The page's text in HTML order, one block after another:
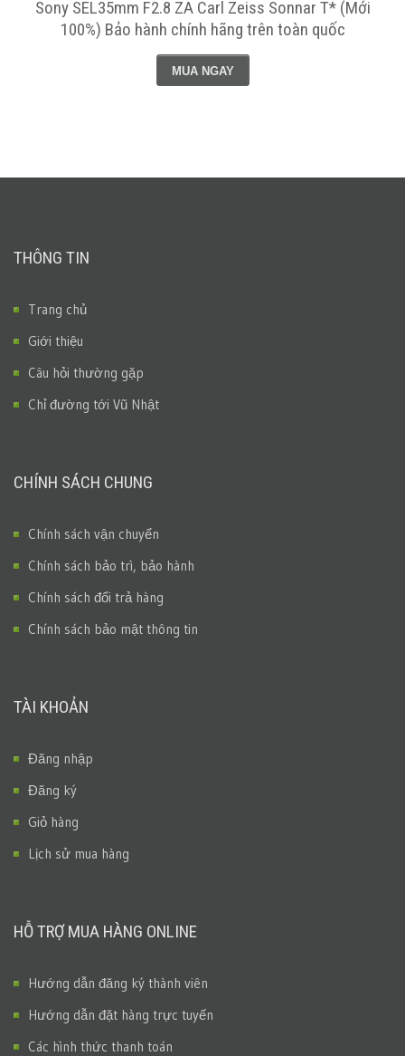
Sony SEL35mm F2.8 ZA Carl Zeiss Sonnar T* (Mới
100%) Bảo hành chính hãng trên toàn quốc
MUA NGAY
THÔNG TIN
Trang chủ
Giới thiệu
Câu hỏi thường gặp
Chỉ đường tới Vũ Nhật
CHÍNH SÁCH CHUNG
Chính sách vận chuyển
Chính sách bảo trì, bảo hành
Chính sách đổi trả hàng
Chính sách bảo mật thông tin
TÀI KHOẢN
Đăng nhập
Đăng ký
Giỏ hàng
Lịch sử mua hàng
HỖ TRỢ MUA HÀNG ONLINE
Hướng dẫn đăng ký thành viên
Hướng dẫn đặt hàng trực tuyến
Các hình thức thanh toán